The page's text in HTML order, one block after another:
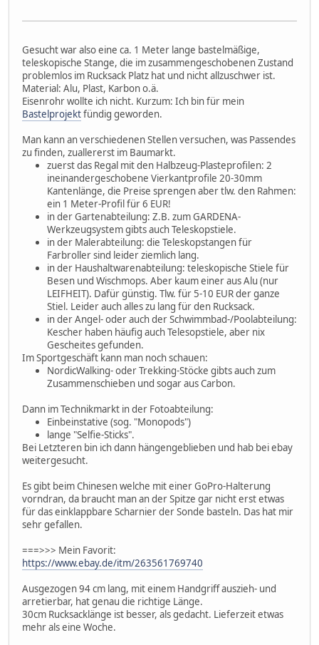
Gesucht war also eine ca. 1 Meter lange bastelmäßige,
teleskopische Stange, die im zusammengeschobenen Zustand
problemlos im Rucksack Platz hat und nicht allzuschwer ist.
Material: Alu, Plast, Karbon o.ä.
Eisenrohr wollte ich nicht. Kurzum: Ich bin für mein
Bastelprojektfündig geworden.
Man kann an verschiedenen Stellen versuchen, was Passendes
zu finden, zuallererst im Baumarkt.
zuerst das Regal mit den Halbzeug-Plasteprofilen: 2
ineinandergeschobene Vierkantprofile 20-30mm
Kantenlänge, die Preise sprengen aber tlw. den Rahmen:
ein 1 Meter-Profil für 6 EUR!
in der Gartenabteilung: Z.B. zum GARDENA-
Werkzeugsystem gibts auch Teleskopstiele.
in der Malerabteilung: die Teleskopstangen für
Farbroller sind leider ziemlich lang.
in der Haushaltwarenabteilung: teleskopische Stiele für
Besen und Wischmops. Aber kaum einer aus Alu (nur
LEIFHEIT). Dafür günstig. Tlw. für 5-10 EUR der ganze
Stiel. Leider auch alles zu lang für den Rucksack.
in der Angel- oder auch der Schwimmbad-/Poolabteilung:
Kescher haben häufig auch Telesopstiele, aber nix
Gescheites gefunden.
Im Sportgeschäft kann man noch schauen:
NordicWalking- oder Trekking-Stöcke gibts auch zum
Zusammenschieben und sogar aus Carbon.
Dann im Technikmarkt in der Fotoabteilung:
Einbeinstative (sog. "Monopods")
lange "Selfie-Sticks".
Bei Letzteren bin ich dann hängengeblieben und hab bei ebay
weitergesucht.
Es gibt beim Chinesen welche mit einer GoPro-Halterung
vorndran, da braucht man an der Spitze gar nicht erst etwas
für das einklappbare Scharnier der Sonde basteln. Das hat mir
sehr gefallen.
===>>> Mein Favorit:
https://www.ebay.de/itm/263561769740
Ausgezogen 94 cm lang, mit einem Handgriff auszieh- und
arretierbar, hat genau die richtige Länge.
30cm Rucksacklänge ist besser, als gedacht. Lieferzeit etwas
mehr als eine Woche.